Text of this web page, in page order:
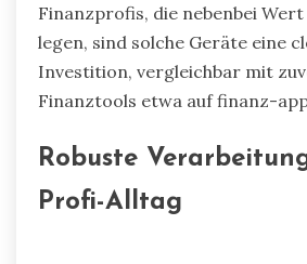
Finanzprofis, die nebenbei
legen, sind solche Geräte eine
Investition, vergleichbar mit
Finanztools etwa auf finanz-
Robuste
Profi-Alltag